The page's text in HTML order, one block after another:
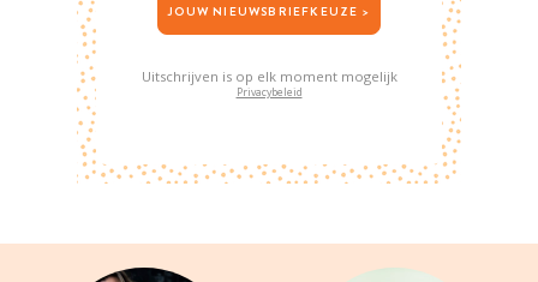
JOUW NIEUWSBRIEFKEUZE >
Uitschrijven is op elk moment mogelijk
Privacybeleid